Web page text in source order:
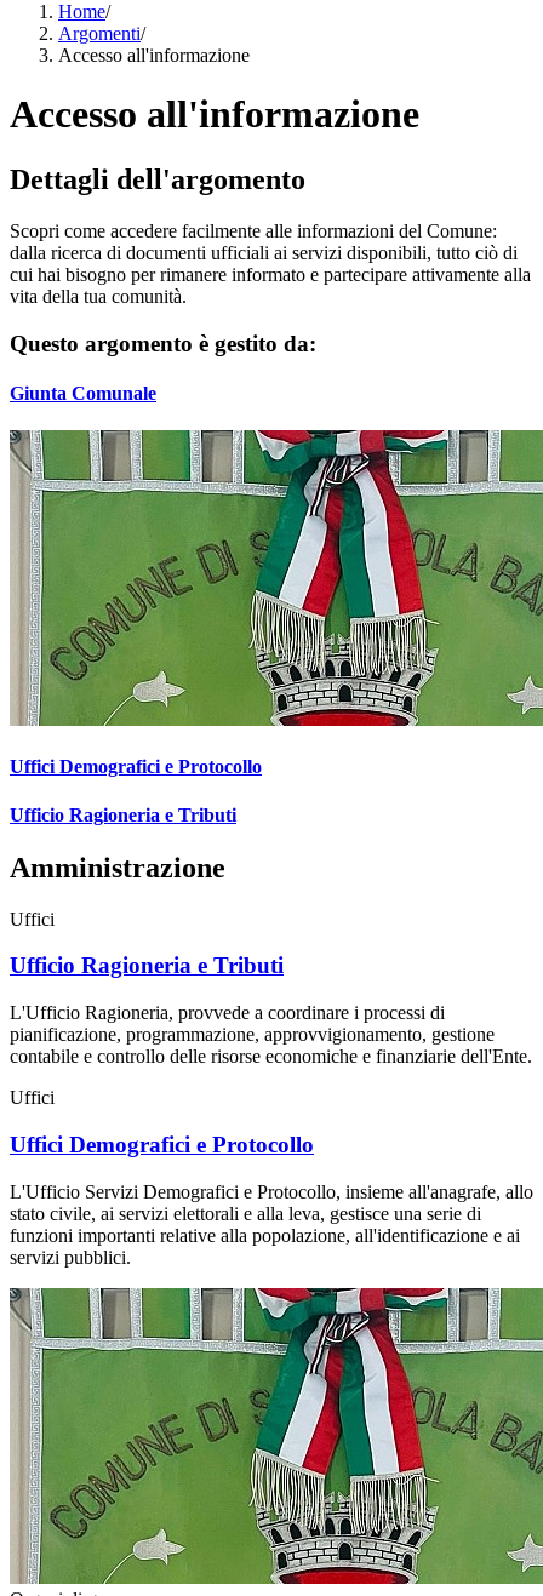
Home/
Argomenti/
Accesso all'informazione
Accesso all'informazione
Dettagli dell'argomento
Scopri come accedere facilmente alle informazioni del Comune:
dalla ricerca di documenti ufficiali ai servizi disponibili, tutto ciò di
cui hai bisogno per rimanere informato e partecipare attivamente alla
vita della tua comunità.
Questo argomento è gestito da:
Giunta Comunale
Uffici Demografici e Protocollo
Ufficio Ragioneria e Tributi
Amministrazione
Uffici
Ufficio Ragioneria e Tributi
L'Ufficio Ragioneria, provvede a coordinare i processi di
pianificazione, programmazione, approvvigionamento, gestione
contabile e controllo delle risorse economiche e finanziarie dell'Ente.
Uffici
Uffici Demografici e Protocollo
L'Ufficio Servizi Demografici e Protocollo, insieme all'anagrafe, allo
stato civile, ai servizi elettorali e alla leva, gestisce una serie di
funzioni importanti relative alla popolazione, all'identificazione e ai
servizi pubblici.